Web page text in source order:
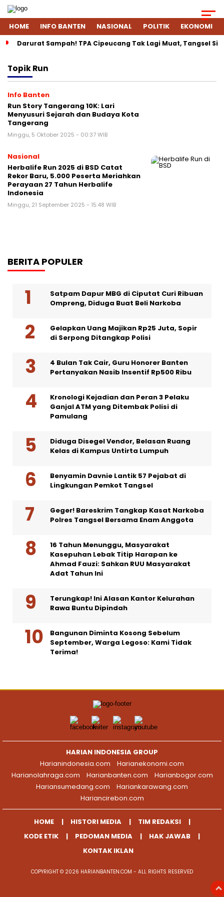
HOME INFO BANTEN NASIONAL POLITIK EKONOMI
Darurat Sampah! TPA Cipeucang Tak Lagi Muat, Tangsel
TopikRun
Info Banten
Run Story Tangerang 10K: Lari
Menyusuri Sejarah dan Budaya Kota
Tangerang
Minggu, 5 Oktober 2025 - 00:37 WIB
Nasional
Herbalife Run 2025 di BSD Catat
Rekor Baru, 5.000 Peserta Meriahkan
Perayaan 27 Tahun Herbalife
Indonesia
Minggu, 21 September 2025 - 15:48 WIB
BERITA POPULER
Satpam Dapur MBG di Ciputat Curi Ribuan
Ompreng, Diduga Buat Beli Narkoba
Gelapkan Uang Majikan Rp25 Juta, Sopir
di Serpong Ditangkap Polisi
4 Bulan Tak Cair, Guru Honorer Banten
Pertanyakan Nasib Insentif Rp500 Ribu
Kronologi Kejadian dan Peran 3 Pelaku
Ganjal ATM yang Ditembak Polisi di
Pamulang
Diduga Disegel Vendor, Belasan Ruang
Kelas di Kampus Untirta Lumpuh
Benyamin Davnie Lantik 57 Pejabat di
Lingkungan Pemkot Tangsel
Geger! Bareskrim Tangkap Kasat Narkoba
Polres Tangsel Bersama Enam Anggota
16 Tahun Menunggu, Masyarakat
Kasepuhan Lebak Titip Harapan ke
Ahmad Fauzi: Sahkan RUU Masyarakat
Adat Tahun Ini
Terungkap! Ini Alasan Kantor Kelurahan
Rawa Buntu Dipindah
Bangunan Diminta Kosong Sebelum
September, Warga Legoso: Kami Tidak
Terima!
HARIAN INDONESIA GROUP
Harianindonesia.com
Harianekonomi.com
Harianolahraga.com
Harianbanten.com
Harianbogor.com
Hariansumedang.com
Hariankarawang.com
Hariancirebon.com
HOME HISTORI MEDIA
TIM REDAKSI
KODE ETIK
PEDOMAN MEDIA
HAK JAWAB
KONTAK IKLAN
COPYRIGHT © 2026 HARIANBANTEN.COM - ALL RIGHTS RESERVED